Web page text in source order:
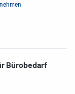
Bürobedarf